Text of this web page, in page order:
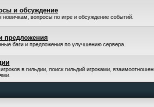
и обсуждение
новичкам, вопросы по игре и обсуждение событий.
предложения
баги и предложения по улучшению сервера.
в гильдии, поиск гильдий игроками,